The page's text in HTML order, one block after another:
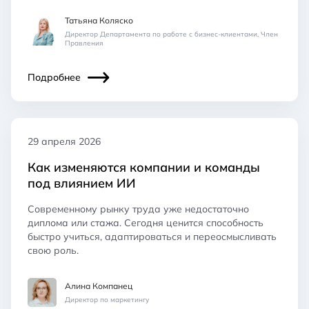
Татьяна Коляско
Директор Департамента по работе с бизнес-клиентами, Член
Правления
Подробнее
29 апреля 2026
Как изменяются компании и команды
под влиянием ИИ
Современному рынку труда уже недостаточно
диплома или стажа. Сегодня ценится способность
быстро учиться, адаптироваться и переосмысливать
свою роль.
Алина Компанец
Директор по маркетингу